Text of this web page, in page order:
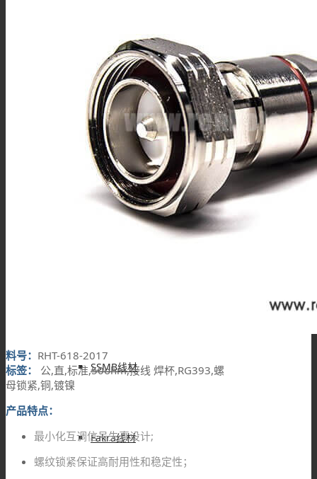
MCX线材
N型线材
SSMB线材
Fakra线材
料号： RHT-618-2017
标签： 公,直,标准,50ohm,接线 焊杯,RG393,螺
母锁紧,铜,镀镍
产品特点：
最小化互调信号失真设计;
螺纹锁紧保证高耐用性和稳定性；